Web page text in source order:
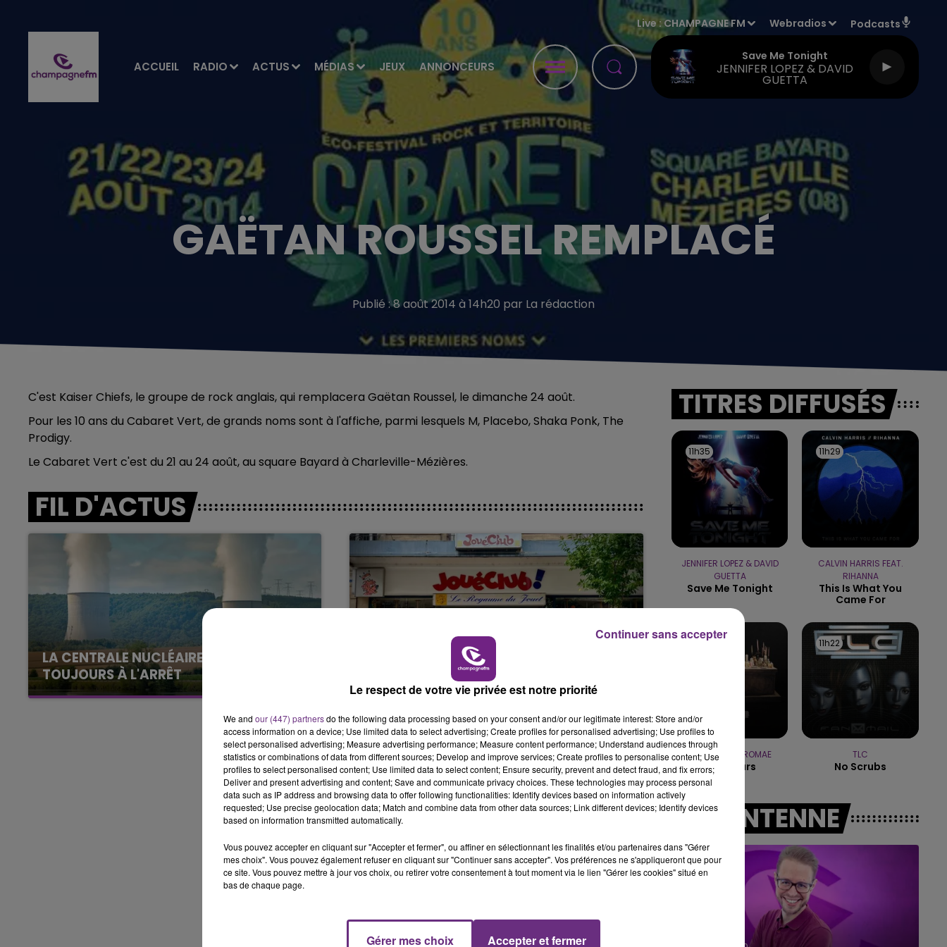
ACCUEIL RADIO ACTUS MÉDIAS JEUX ANNONCEURS
Live : CHAMPAGNE FM Webradios Podcasts
Save Me Tonight
JENNIFER LOPEZ & DAVID
GUETTA
7h00 - 12h00
LE WEEK-END CHAMPAGNE FM
16h00 - 20h00
LE WEEK-END CHAMPAGNE FM
7h00 - 12h00
LE WEEK-END CHAMPAGNE FM
GAËTAN ROUSSEL REMPLACÉ
Publié : 8 août 2014 à 14h20 par La rédaction
C'est Kaiser Chiefs, le groupe de rock anglais, qui remplacera Gaëtan Roussel, le dimanche 24 août.
Pour les 10 ans du Cabaret Vert, de grands noms sont à l'affiche, parmi lesquels M, Placebo, Shaka Ponk, The
Prodigy.
Le Cabaret Vert c'est du 21 au 24 août, au square Bayard à Charleville-Mézières.
FIL D'ACTUS
LA CENTRALE NUCLÉAIRE DE CHOOZ
TOUJOURS À L'ARRÊT
Cela fait déjà une semaine que la centrale
justifiée par la sécheresse intense qui est
LE MAGASIN JOUÉCLUB DE REIMS FERME
C'était l'une des institutions du centre-ville
fermer ses portes.
TITRES DIFFUSÉS
11h35
11h35
JENNIFER LOPEZ & DAVID
GUETTA
Save Me Tonight
11h29
11h29
CALVIN HARRIS FEAT.
RIHANNA
This Is What You
Came For
11h25
11h25
TOVE LO & STROMAE
Des Fleurs
11h22
11h22
TLC
No Scrubs
A L'ANTENNE
Le respect de votre vie privée est notre priorité
We and our (447) partnersdo the following data processing based on your consent and/or our legitimate interest: Store and/or
access information on a device; Use limited data to select advertising; Create profiles for personalised advertising; Use profiles to
select personalised advertising; Measure advertising performance; Measure content performance; Understand audiences through
statistics or combinations of data from different sources; Develop and improve services; Create profiles to personalise content; Use
profiles to select personalised content; Use limited data to select content; Ensure security, prevent and detect fraud, and fix errors;
Deliver and present advertising and content; Save and communicate privacy choices. These technologies may process personal
data such as IP address and browsing data to offer following functionalities: Identify devices based on information actively
requested; Use precise geolocation data; Match and combine data from other data sources; Link different devices; Identify devices
based on information transmitted automatically.
Vous pouvez accepter en cliquant sur "Accepter et fermer", ou affiner en sélectionnant les finalités et/ou partenaires dans "Gérer
mes choix". Vous pouvez également refuser en cliquant sur "Continuer sans accepter". Vos préférences ne s'appliqueront que pour
ce site. Vous pouvez mettre à jour vos choix, ou retirer votre consentement à tout moment via le lien "Gérer les cookies" situé en
bas de chaque page.
Gérer mes choix Accepter et fermer
Continuer sans accepter